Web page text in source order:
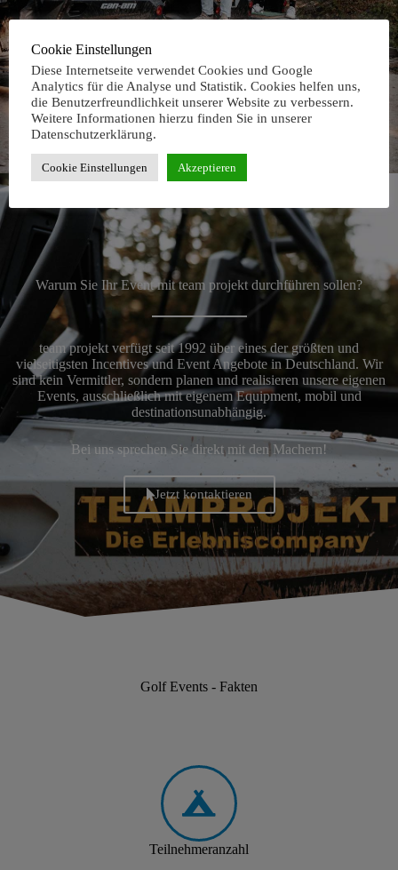
Warum Sie Ihr Event mit team projekt durchführen sollen?
team projekt verfügt seit 1992 über eines der größten und
vielseitigsten Incentives und Event Angebote in Deutschland. Wir
sind kein Vermittler, sondern planen und realisieren unsere eigenen
Events, ausschließlich mit eigenem Equipment, mobil und
destinationsunabhängig.
Bei uns sprechen Sie direkt mit den Machern!
Jetzt kontaktieren
Golf Events - Fakten
Teilnehmeranzahl
Cookie Einstellungen
Diese Internetseite verwendet Cookies und Google
Analytics für die Analyse und Statistik. Cookies helfen uns,
die Benutzerfreundlichkeit unserer Website zu verbessern.
Weitere Informationen hierzu finden Sie in unserer
Datenschutzerklärung.
Cookie Einstellungen Akzeptieren